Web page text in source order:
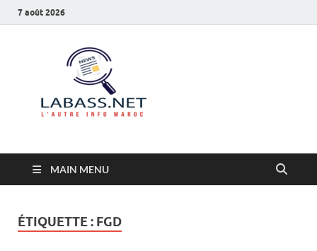
7 août 2026
MAIN MENU
ÉTIQUETTE : FGD